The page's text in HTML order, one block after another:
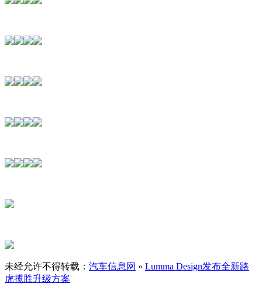
未经允许不得转载： 汽车信息网 » Lumma Design发布全新路
虎揽胜升级方案